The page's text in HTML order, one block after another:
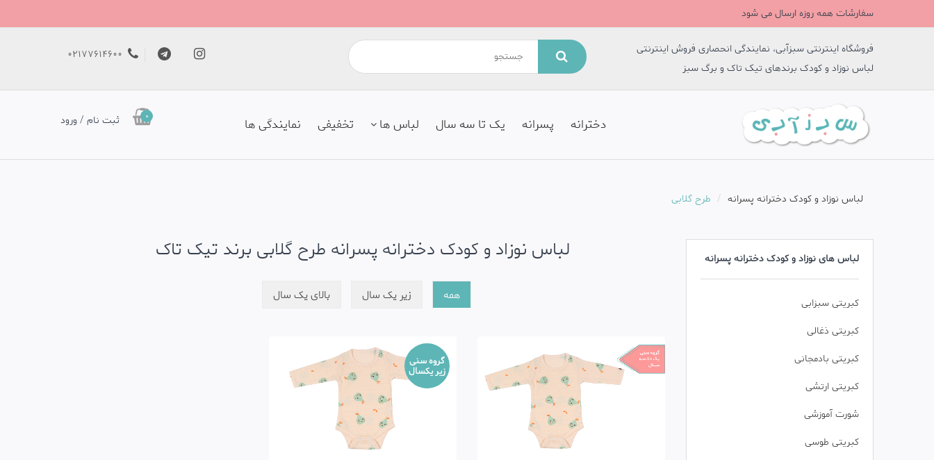
سفارشات همه روزه ارسال می شود
فروشگاه اینترنتی سبزآبی، نمایندگی انحصاری فروش اینترنتی
لباس نوزاد و کودک برندهای تیک تاک و برگ سبز
دخترانه پسرانه یک تا سه سال لباس ها تخفیفی نمایندگی ها 0 ثبت نام / ورود
لباس نوزاد و کودک دخترانه پسرانه طرح گلابی
لباس های نوزاد و کودک دخترانه پسرانه
کبریتی سبزابی
کبریتی ذغالی
کبریتی بادمجانی
کبریتی ارتشی
شورت آموزشی
کبریتی طوسی
لباس نوزاد و کودک دخترانه پسرانه طرح گلابی برند تیک تاک
همه زیر یک سال بالای یک سال
گروه سنی
زیر یکسال